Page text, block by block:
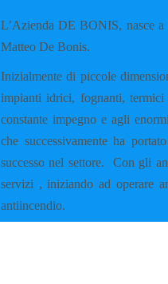
L’Azienda DE BONIS, nasce
Matteo De Bonis.
Inizialmente di piccole
impianti idrici, fognanti, termici
constante impegno e agli
che successivamente ha
successo nel settore. Con gli
servizi , iniziando ad operare
antiincendio.